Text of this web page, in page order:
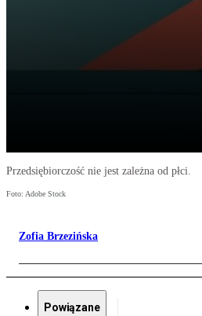
Przedsiębiorczość nie jest zależna od płci.
Foto: Adobe Stock
Zofia Brzezińska
Powiązane